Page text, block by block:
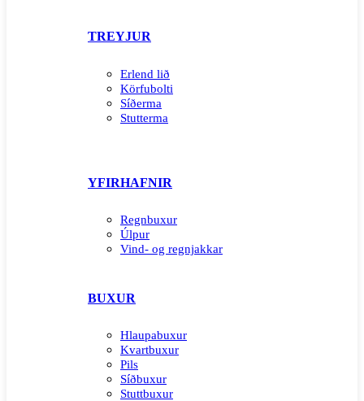
TREYJUR
Erlend lið
Körfubolti
Síðerma
Stutterma
YFIRHAFNIR
Regnbuxur
Úlpur
Vind- og regnjakkar
BUXUR
Hlaupabuxur
Kvartbuxur
Pils
Síðbuxur
Stuttbuxur